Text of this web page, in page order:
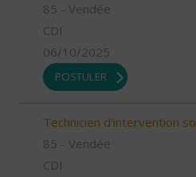
85 - Vendée
CDI
06/10/2025
POSTULER
Technicien d'intervention
85 - Vendée
CDI